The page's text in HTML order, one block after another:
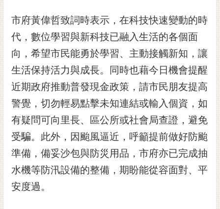
祭
網
站
導
訂
閱
RSS
訂
閱
電
子
報
市府黃偉哲致詞時表示，在科技快速變動的時
代，數位學習與新科技已融入生活的各個面
向，希望市民能勇於學習、主動接觸新知，讓
生活保持活力與成長。同時也藉今日機會提醒
近期政府推動普發現金政策，請市民朋友提高
警覺，切勿輕易點擊未知連結或輸入個資，如
有疑問可向里長、區公所或社會局查證，避免
受騙。此外，因颱風逼近，呼籲提前做好防颱
準備，備妥沙包與防災用品，市府亦已完成抽
水機等防汛設備的整備，期盼能從容面對、平
安度過。